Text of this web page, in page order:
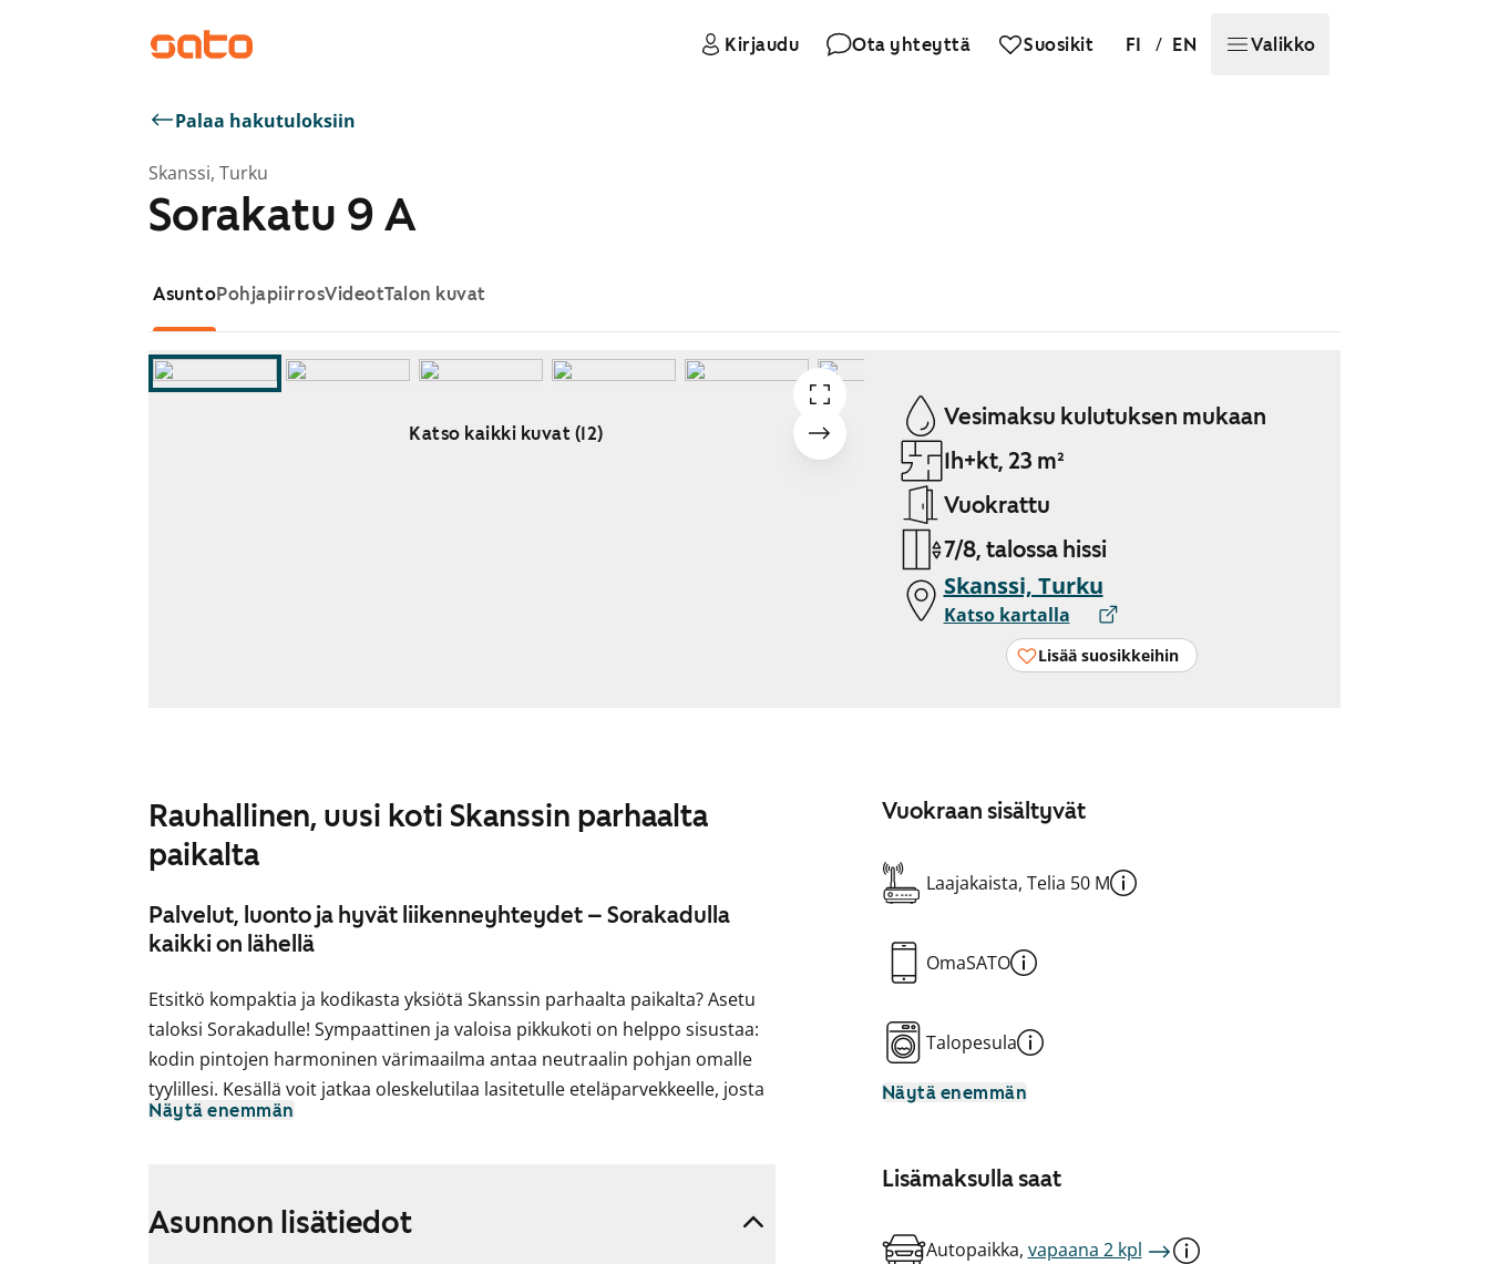
Kirjaudu Ota yhteyttä Suosikit FI / EN Valikko
Palaa hakutuloksiin
Skanssi, Turku
Sorakatu 9 A
AsuntoPohjapiirrosVideotTalon kuvat
Katso kaikki kuvat (12)
Vesimaksu kulutuksen mukaan
1h+kt, 23 m²
Vuokrattu
7/8, talossa hissi
Skanssi, Turku
Katso kartalla
Lisää suosikkeihin
Rauhallinen, uusi koti Skanssin parhaalta
paikalta
Palvelut, luonto ja hyvät liikenneyhteydet – Sorakadulla
kaikki on lähellä
Etsitkö kompaktia ja kodikasta yksiötä Skanssin parhaalta paikalta? Asetu
taloksi Sorakadulle! Sympaattinen ja valoisa pikkukoti on helppo sisustaa:
kodin pintojen harmoninen värimaailma antaa neutraalin pohjan omalle
tyylillesi. Kesällä voit jatkaa oleskelutilaa lasitetulle eteläparvekkeelle, josta
avautuu näkymä taloyhtiön vehreälle sisäpihalle.
oma paikkansa. Hiekansävyiset kaapinovet sointuvat kauniisti vaaleaan
tammilaminaattilattiaan.
Näytä enemmän
Vuokraan sisältyvät
Laajakaista, Telia 50 M
OmaSATO
Talopesula
Näytä enemmän
Lisämaksulla saat
Autopaikka, vapaana 2 kpl
Asunnon lisätiedot